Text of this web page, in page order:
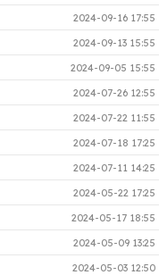
2024-09-16 17:55
2024-09-13 15:55
2024-09-05 15:55
2024-07-26 12:55
2024-07-22 11:55
2024-07-18 17:25
2024-07-11 14:25
2024-05-22 17:25
2024-05-17 18:55
2024-05-09 13:25
2024-05-03 12:50